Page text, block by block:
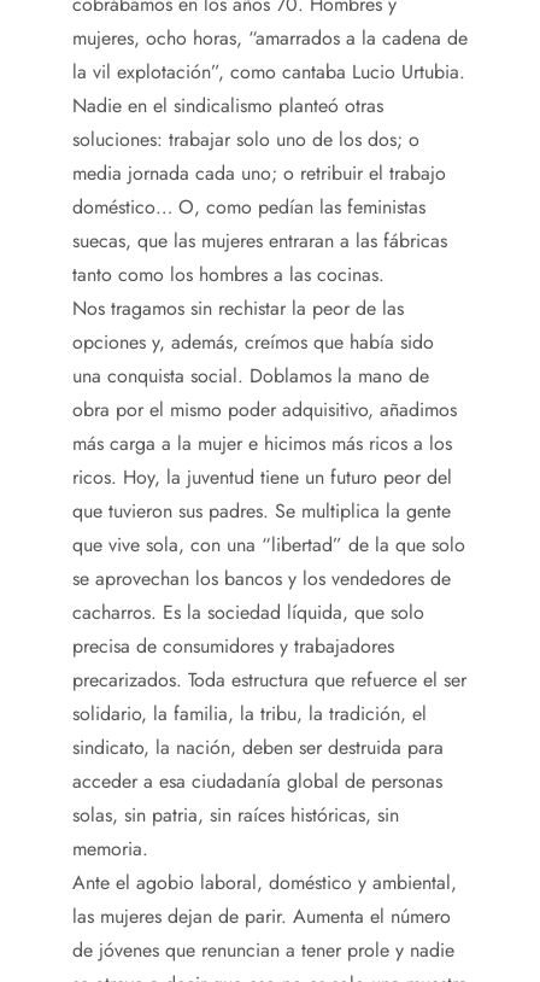
mujeres, ocho horas, “amarrados a la cadena de
la vil explotación”, como cantaba Lucio Urtubia.
Nadie en el sindicalismo planteó otras
soluciones: trabajar solo uno de los dos; o
media jornada cada uno; o retribuir el trabajo
doméstico… O, como pedían las feministas
suecas, que las mujeres entraran a las fábricas
tanto como los hombres a las cocinas.
Nos tragamos sin rechistar la peor de las
opciones y, además, creímos que había sido
una conquista social. Doblamos la mano de
obra por el mismo poder adquisitivo, añadimos
más carga a la mujer e hicimos más ricos a los
ricos. Hoy, la juventud tiene un futuro peor del
que tuvieron sus padres. Se multiplica la gente
que vive sola, con una “libertad” de la que solo
se aprovechan los bancos y los vendedores de
cacharros. Es la sociedad líquida, que solo
precisa de consumidores y trabajadores
precarizados. Toda estructura que refuerce el ser
solidario, la familia, la tribu, la tradición, el
sindicato, la nación, deben ser destruida para
acceder a esa ciudadanía global de personas
solas, sin patria, sin raíces históricas, sin
memoria.
Ante el agobio laboral, doméstico y ambiental,
las mujeres dejan de parir. Aumenta el número
de jóvenes que renuncian a tener prole y nadie